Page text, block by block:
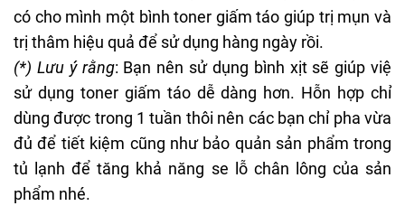
có cho mình một bình toner giấm táo giúp trị mụn và
trị thâm hiệu quả để sử dụng hàng ngày rồi.
(*) Lưu ý rằng: Bạn nên sử dụng bình xịt sẽ giúp việ
sử dụng toner giấm táo dễ dàng hơn. Hỗn hợp chỉ
dùng được trong 1 tuần thôi nên các bạn chỉ pha vừa
đủ để tiết kiệm cũng như bảo quản sản phẩm trong
tủ lạnh để tăng khả năng se lỗ chân lông của sản
phẩm nhé.